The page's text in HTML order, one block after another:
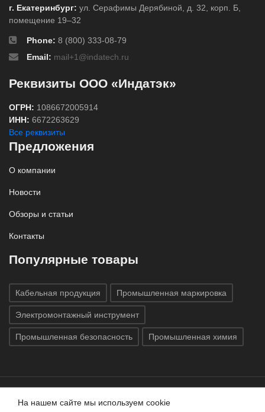
г. Екатеринбург: ул. Серафимы Дерябиной, д. 32, корп. Б,
помещение 19–32
Phone: 8 (800) 333-08-79
Email: mail+1@indatech.ru
Реквизиты ООО «Индатэк»
ОГРН: 1086672005914
ИНН: 6672263629
Все реквизиты
Предложения
О компании
Новости
Обзоры и статьи
Контакты
Популярные товары
Кабельная продукция Промышленная маркировка
Электромонтажный инструмент
Промышленная безопасность Промышленная химия
Все права защищены © 2020 ГК «Индатэк»
На нашем сайте мы используем cookie